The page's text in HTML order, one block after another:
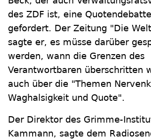
des ZDF ist, eine
gefordert. Der Zeitung "Die
sagte er, es müsse darüber
werden, wann die Grenzen des
Verantwortbaren überschritten
auch über die "Themen
Waghalsigkeit und Quote".
Der Direktor des Grimme-
Kammann, sagte dem